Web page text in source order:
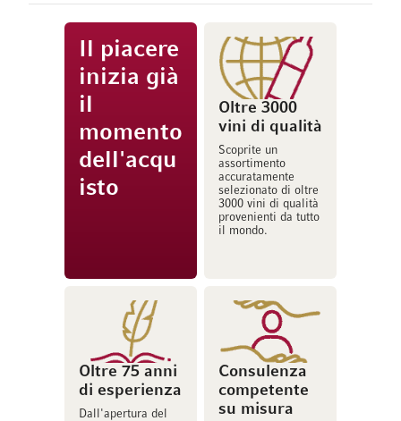
Il piacere
inizia già
il
momento
dell'acqu
isto
Oltre 3000
vini di qualità
Scoprite un
assortimento
accuratamente
selezionato di oltre
3000 vini di qualità
provenienti da tutto
il mondo.
Oltre 75 anni
di esperienza
Dall'apertura del
Consulenza
competente
su misura